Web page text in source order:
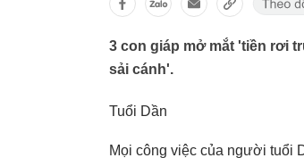
3 con giáp mở mắt 'tiền rơi
sải cánh'.
Tuổi Dần
Mọi công việc của người tuổi